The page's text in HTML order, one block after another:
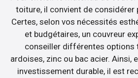
toiture, il convient de considérer
Certes, selon vos nécessités
et budgétaires, un couvreur
conseiller différentes options
ardoises, zinc ou bac acier. Ainsi,
investissement durable, il est